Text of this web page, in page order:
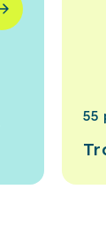
55